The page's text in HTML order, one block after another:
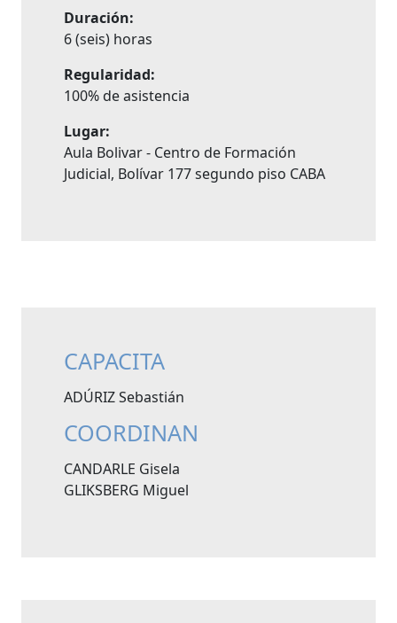
Duración:
6 (seis) horas
Regularidad:
100% de asistencia
Lugar:
Aula Bolivar - Centro de Formación
Judicial, Bolívar 177 segundo piso CABA
CAPACITA
ADÚRIZ Sebastián
COORDINAN
CANDARLE Gisela
GLIKSBERG Miguel